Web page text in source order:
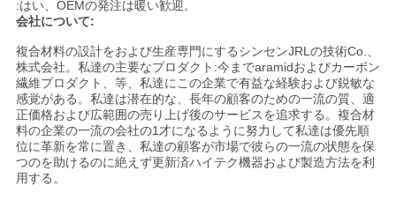
:はい、OEMの発注は暖い歓迎。
会社について:
複合材料の設計をおよび生産専門にするシンセンJRLの技術Co.、
株式会社。私達の主要なプロダクト:今までaramidおよびカーボン
繊維プロダクト、等、私達にこの企業で有益な経験および鋭敏な
感覚がある。私達は潜在的な、長年の顧客のための一流の質、適
正価格および広範囲の売り上げ後のサービスを追求する。複合材
料の企業の一流の会社の1才になるように努力して私達は優先順
位に革新を常に置き、私達の顧客が市場で彼らの一流の状態を保
つのを助けるのに絶えず更新済ハイテク機器および製造方法を利
用する。